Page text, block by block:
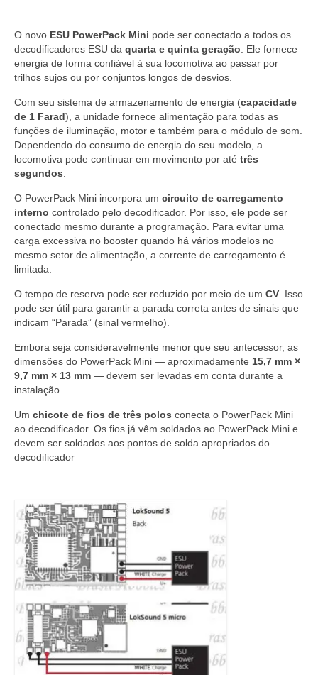
O novo ESU PowerPack Mini pode ser conectado a todos os
decodificadores ESU da quarta e quinta geração. Ele fornece
energia de forma confiável à sua locomotiva ao passar por
trilhos sujos ou por conjuntos longos de desvios.
Com seu sistema de armazenamento de energia (capacidade
de 1 Farad), a unidade fornece alimentação para todas as
funções de iluminação, motor e também para o módulo de som.
Dependendo do consumo de energia do seu modelo, a
locomotiva pode continuar em movimento por até três
segundos.
O PowerPack Mini incorpora um circuito de carregamento
interno controlado pelo decodificador. Por isso, ele pode ser
conectado mesmo durante a programação. Para evitar uma
carga excessiva no booster quando há vários modelos no
mesmo setor de alimentação, a corrente de carregamento é
limitada.
O tempo de reserva pode ser reduzido por meio de um CV. Isso
pode ser útil para garantir a parada correta antes de sinais que
indicam “Parada” (sinal vermelho).
Embora seja consideravelmente menor que seu antecessor, as
dimensões do PowerPack Mini — aproximadamente 15,7 mm ×
9,7 mm × 13 mm — devem ser levadas em conta durante a
instalação.
Um chicote de fios de três polos conecta o PowerPack Mini
ao decodificador. Os fios já vêm soldados ao PowerPack Mini e
devem ser soldados aos pontos de solda apropriados do
decodificador